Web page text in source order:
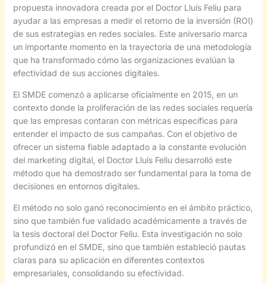
propuesta innovadora creada por el Doctor Lluís Feliu para
ayudar a las empresas a medir el retorno de la inversión (ROI)
de sus estrategias en redes sociales. Este aniversario marca
un importante momento en la trayectoria de una metodología
que ha transformado cómo las organizaciones evalúan la
efectividad de sus acciones digitales.
El SMDE comenzó a aplicarse oficialmente en 2015, en un
contexto donde la proliferación de las redes sociales requería
que las empresas contaran con métricas específicas para
entender el impacto de sus campañas. Con el objetivo de
ofrecer un sistema fiable adaptado a la constante evolución
del marketing digital, el Doctor Lluís Feliu desarrolló este
método que ha demostrado ser fundamental para la toma de
decisiones en entornos digitales.
El método no solo ganó reconocimiento en el ámbito práctico,
sino que también fue validado académicamente a través de
la tesis doctoral del Doctor Feliu. Esta investigación no solo
profundizó en el SMDE, sino que también estableció pautas
claras para su aplicación en diferentes contextos
empresariales, consolidando su efectividad.